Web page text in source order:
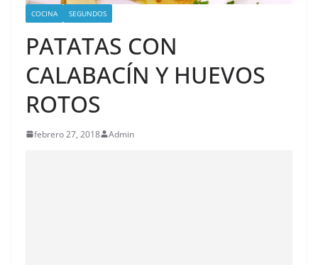
COCINA SEGUNDOS
PATATAS CON
CALABACÍN Y HUEVOS
ROTOS
febrero 27, 2018 Admin